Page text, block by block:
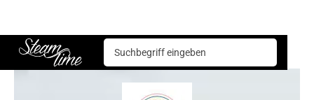
Steam time
Liquids Dinner Lady Mango Ice 10ml 20mg NicSalt by Dinner Lady